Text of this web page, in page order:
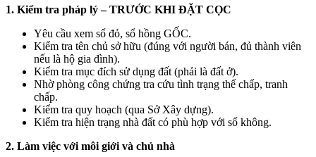
1. Kiểm tra pháp lý – TRƯỚC KHI ĐẶT CỌC
Yêu cầu xem sổ đỏ, sổ hồng GỐC.
Kiểm tra tên chủ sở hữu (đúng với người bán, đủ thành viên
nếu là hộ gia đình).
Kiểm tra mục đích sử dụng đất (phải là đất ở).
Nhờ phòng công chứng tra cứu tình trạng thế chấp, tranh
chấp.
Kiểm tra quy hoạch (qua Sở Xây dựng).
Kiểm tra hiện trạng nhà đất có phù hợp với sổ không.
2. Làm việc với môi giới và chủ nhà